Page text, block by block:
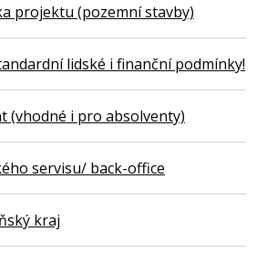
projektu (pozemní stavby)
lidské i finanční podmínky!
(vhodné i pro absolventy)
servisu/ back-office
kraj